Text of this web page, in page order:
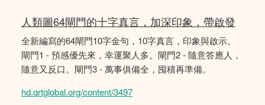
人類圖64閘門的十字真言，加深印象，帶啟發
全新編寫的64閘門10字金句，10字真言，印象與啟示。
閘門1 - 預感優先來，幸運聚人多。閘門2 - 隨意答應人，
隨意又反口。閘門3 - 萬事俱備全，囤積再準備。
hd.qrtglobal.org/content/3497